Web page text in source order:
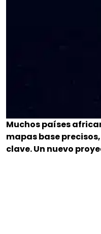
Muchos países
mapas base
clave. Un nuevo